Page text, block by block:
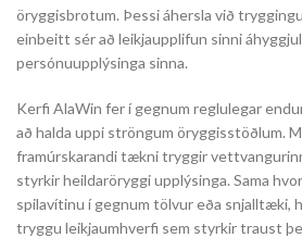
öryggisbrotum. Þessi áhersla við
einbeitt sér að leikjaupplifun sinni
persónuupplýsinga sinna.
Kerfi AlaWin fer í gegnum reglulegar
að halda uppi ströngum öryggisstöðlum.
framúrskarandi tækni tryggir
styrkir heildaröryggi upplýsinga. Sama
spilavítinu í gegnum tölvur eða snjalltæki,
tryggu leikjaumhverfi sem styrkir traust